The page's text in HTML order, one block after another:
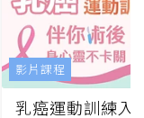
乳癌運動訓練入
影片課程